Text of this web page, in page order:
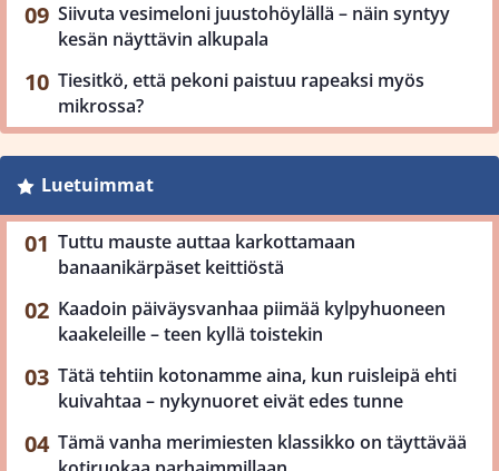
Siivuta vesimeloni juustohöylällä – näin syntyy
kesän näyttävin alkupala
Tiesitkö, että pekoni paistuu rapeaksi myös
mikrossa?
Luetuimmat
Tuttu mauste auttaa karkottamaan
banaanikärpäset keittiöstä
Kaadoin päiväysvanhaa piimää kylpyhuoneen
kaakeleille – teen kyllä toistekin
Tätä tehtiin kotonamme aina, kun ruisleipä ehti
kuivahtaa – nykynuoret eivät edes tunne
Tämä vanha merimiesten klassikko on täyttävää